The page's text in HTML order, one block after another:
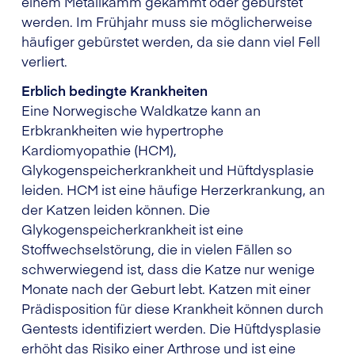
werden. Im Frühjahr muss sie möglicherweise
häufiger gebürstet werden, da sie dann viel Fell
verliert.
Erblich bedingte Krankheiten
Eine Norwegische Waldkatze kann an
Erbkrankheiten wie hypertrophe
Kardiomyopathie (HCM),
Glykogenspeicherkrankheit und Hüftdysplasie
leiden. HCM ist eine häufige Herzerkrankung, an
der Katzen leiden können. Die
Glykogenspeicherkrankheit ist eine
Stoffwechselstörung, die in vielen Fällen so
schwerwiegend ist, dass die Katze nur wenige
Monate nach der Geburt lebt. Katzen mit einer
Prädisposition für diese Krankheit können durch
Gentests identifiziert werden. Die Hüftdysplasie
erhöht das Risiko einer Arthrose und ist eine